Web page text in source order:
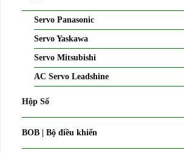
Servo Panasonic
Servo Yaskawa
Servo Mitsubishi
AC Servo Leadshine
Hộp Số
BOB | Bộ điều khiển